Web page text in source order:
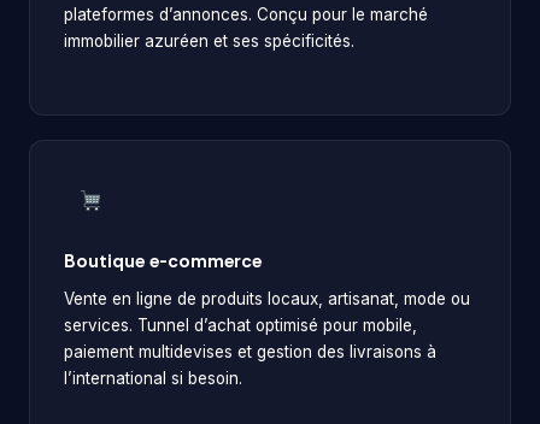
plateformes d’annonces. Conçu pour le marché
immobilier azuréen et ses spécificités.
Boutique e-commerce
Vente en ligne de produits locaux, artisanat, mode ou
services. Tunnel d’achat optimisé pour mobile,
paiement multidevises et gestion des livraisons à
l’international si besoin.